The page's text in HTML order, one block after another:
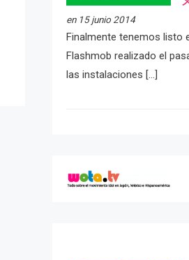
en 15 junio 2014
Finalmente tenemos listo
Flashmob realizado el
las instalaciones […]